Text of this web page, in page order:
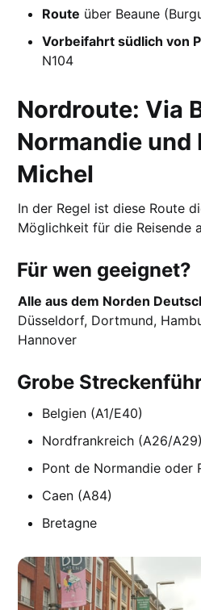
Route über Beaune
Vorbeifahrt südlich von
N104
Nordroute: Via
Normandie und
Michel
In der Regel ist diese Route
Möglichkeit für die Reisende
Für wen geeignet?
Alle aus dem Norden
Düsseldorf, Dortmund,
Hannover
Grobe
Belgien (A1/E40)
Nordfrankreich (A26/A29)
Pont de Normandie oder
Caen (A84)
Bretagne